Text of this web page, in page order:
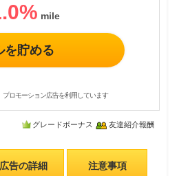
%
を貯める
ロモーション広告を利用しています
グレードボーナス 友達紹介報酬
広告の詳細 注意事項